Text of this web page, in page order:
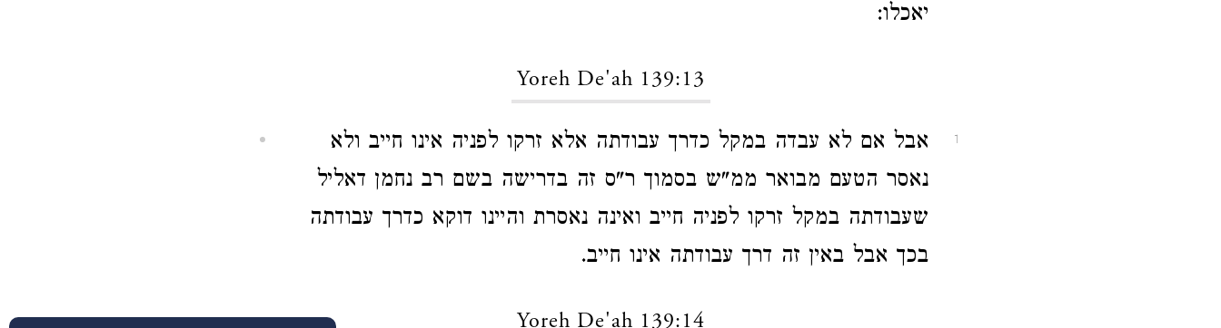
יאכלו:
Yoreh De'ah 139:13
1
אבל אם לא עבדה במקל כדרך עבודתה אלא זרקו לפניה אינו חייב ולא
נאסר הטעם מבואר ממ"ש בסמוך ר"ס זה בדרישה בשם רב נחמן דאליל
שעבודתה במקל זרקו לפניה חייב ואינה נאסרת והיינו דוקא כדרך עבודתה
בכך אבל באין זה דרך עבודתה אינו חייב.
Yoreh De'ah 139:14